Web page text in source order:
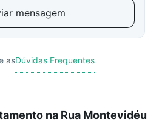
mensagem
asDúvidas Frequentes
na Rua Montevidéu